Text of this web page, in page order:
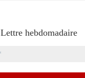
Lettre hebdomadaire